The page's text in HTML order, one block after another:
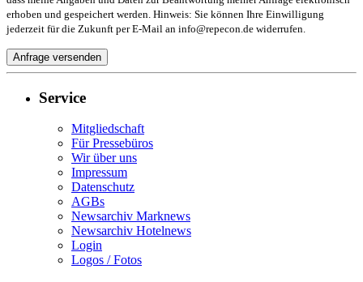
erhoben und gespeichert werden. Hinweis: Sie können Ihre Einwilligung
jederzeit für die Zukunft per E-Mail an info@repecon.de widerrufen.
Service
Mitgliedschaft
Für Pressebüros
Wir über uns
Impressum
Datenschutz
AGBs
Newsarchiv Marknews
Newsarchiv Hotelnews
Login
Logos / Fotos